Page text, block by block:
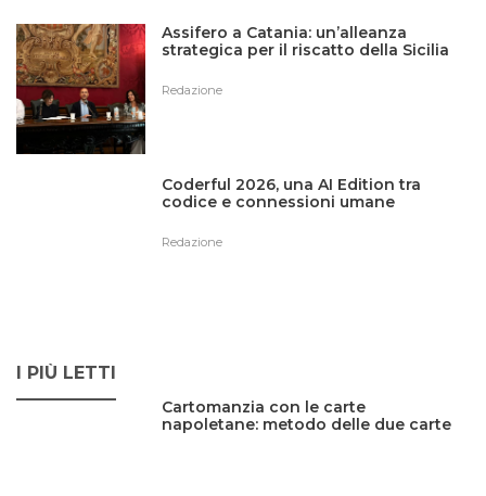
Assifero a Catania: un’alleanza
strategica per il riscatto della Sicilia
Redazione
Coderful 2026, una AI Edition tra
codice e connessioni umane
Redazione
I PIÙ LETTI
Cartomanzia con le carte
napoletane: metodo delle due carte